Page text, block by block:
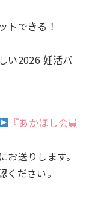
トできる！
い2026 妊活パ
『あかほし会員
送りします。
ください。